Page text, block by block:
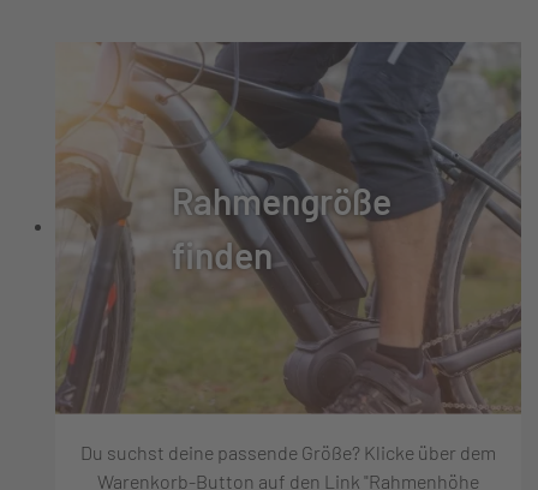
Rahmengröße
finden
Du suchst deine passende Größe? Klicke über dem
Warenkorb-Button auf den Link "Rahmenhöhe